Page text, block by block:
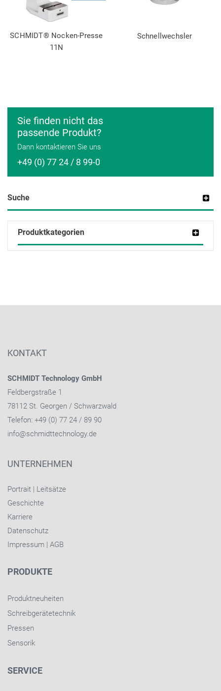
Sie finden nicht das
passende Produkt?
Dann kontaktieren Sie uns
+49 (0) 77 24 / 8 99-0
Suche
Produktkategorien
SCHMIDT® Nocken-Presse
11N
Schnellwechsler
KONTAKT
SCHMIDT Technology GmbH
Feldbergstraße 1
78112 St. Georgen / Schwarzwald
Telefon: +49 (0) 77 24 / 89 90
info@schmidttechnology.de
UNTERNEHMEN
Portrait | Leitsätze
Geschichte
Karriere
Datenschutz
Impressum | AGB
PRODUKTE
Produktneuheiten
Schreibgerätetechnik
Pressen
Sensorik
SERVICE